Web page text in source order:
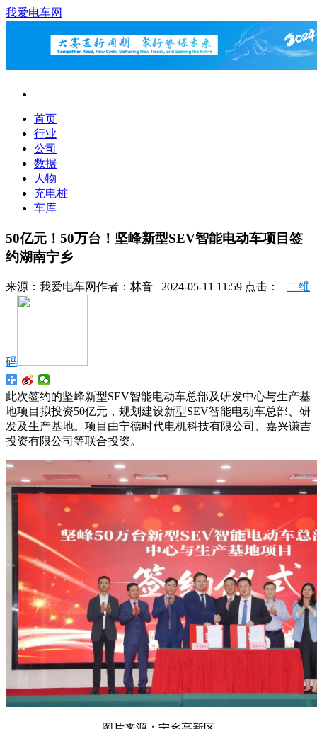
我爱电车网
首页
行业
公司
数据
人物
充电桩
车库
50亿元！50万台！坚峰新型SEV智能电动车项目签
约湖南宁乡
来源： 我爱电车网作者： 林音 2024-05-11 11:59 点击： 二维
码
此次签约的坚峰新型SEV智能电动车总部及研发中心与生产基
地项目拟投资50亿元，规划建设新型SEV智能电动车总部、研
发及生产基地。项目由宁德时代电机科技有限公司、嘉兴谦吉
投资有限公司等联合投资。